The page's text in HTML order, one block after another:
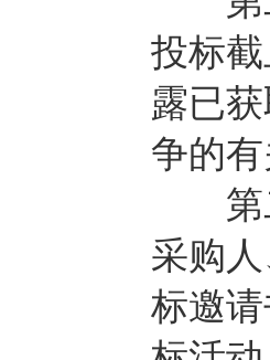
投标
露已
争的
第
采购
标邀